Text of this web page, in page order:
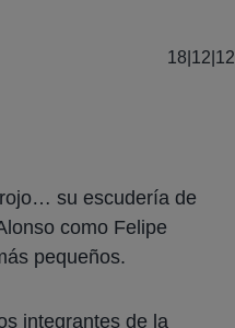
18|12|12
su escudería de
como Felipe
pequeños.
integrantes de la